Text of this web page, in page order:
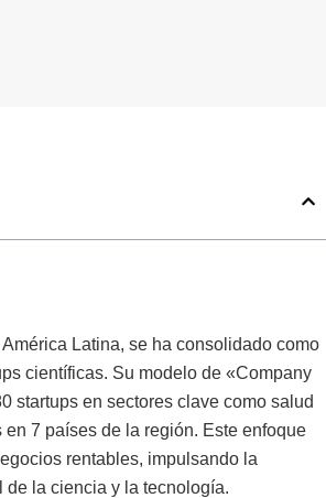
Latina, se ha consolidado como
científicas. Su modelo de «Company
startups en sectores clave como salud
7 países de la región. Este enfoque
rentables, impulsando la
la ciencia y la tecnología.